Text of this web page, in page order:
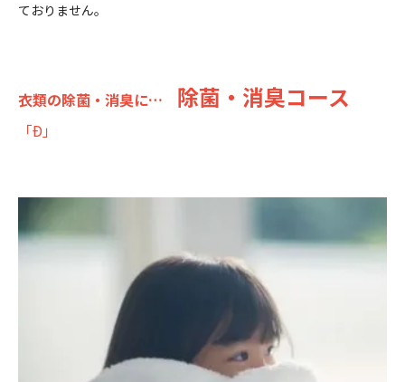
ておりません。
衣類の除菌・消臭に… 除菌・消臭コース
「Ð」